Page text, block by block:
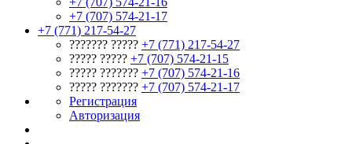
+7 (707) 574-21-17
+7 (771) 217-54-27
??????? ????? +7 (771) 217-54-27
????? ????? +7 (707) 574-21-15
????? ??????? +7 (707) 574-21-16
????? ??????? +7 (707) 574-21-17
Регистрация
Авторизация